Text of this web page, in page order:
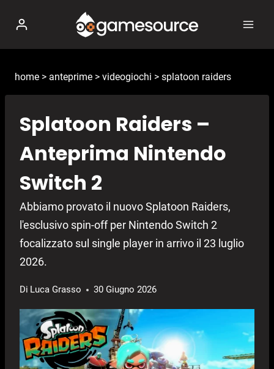
contenuto
home > anteprime > videogiochi > splatoon raiders
Splatoon Raiders –
Anteprima Nintendo
Switch 2
Abbiamo provato il nuovo Splatoon Raiders,
l'esclusivo spin-off per Nintendo Switch 2
focalizzato sul single player in arrivo il 23 luglio
2026.
Di Luca Grasso 30 Giugno 2026